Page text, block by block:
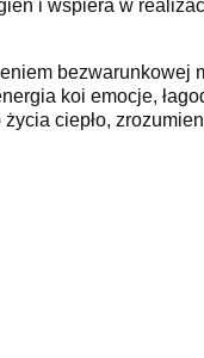
i wspiera w
bezwarunkowej
koi emocje,
ciepło,